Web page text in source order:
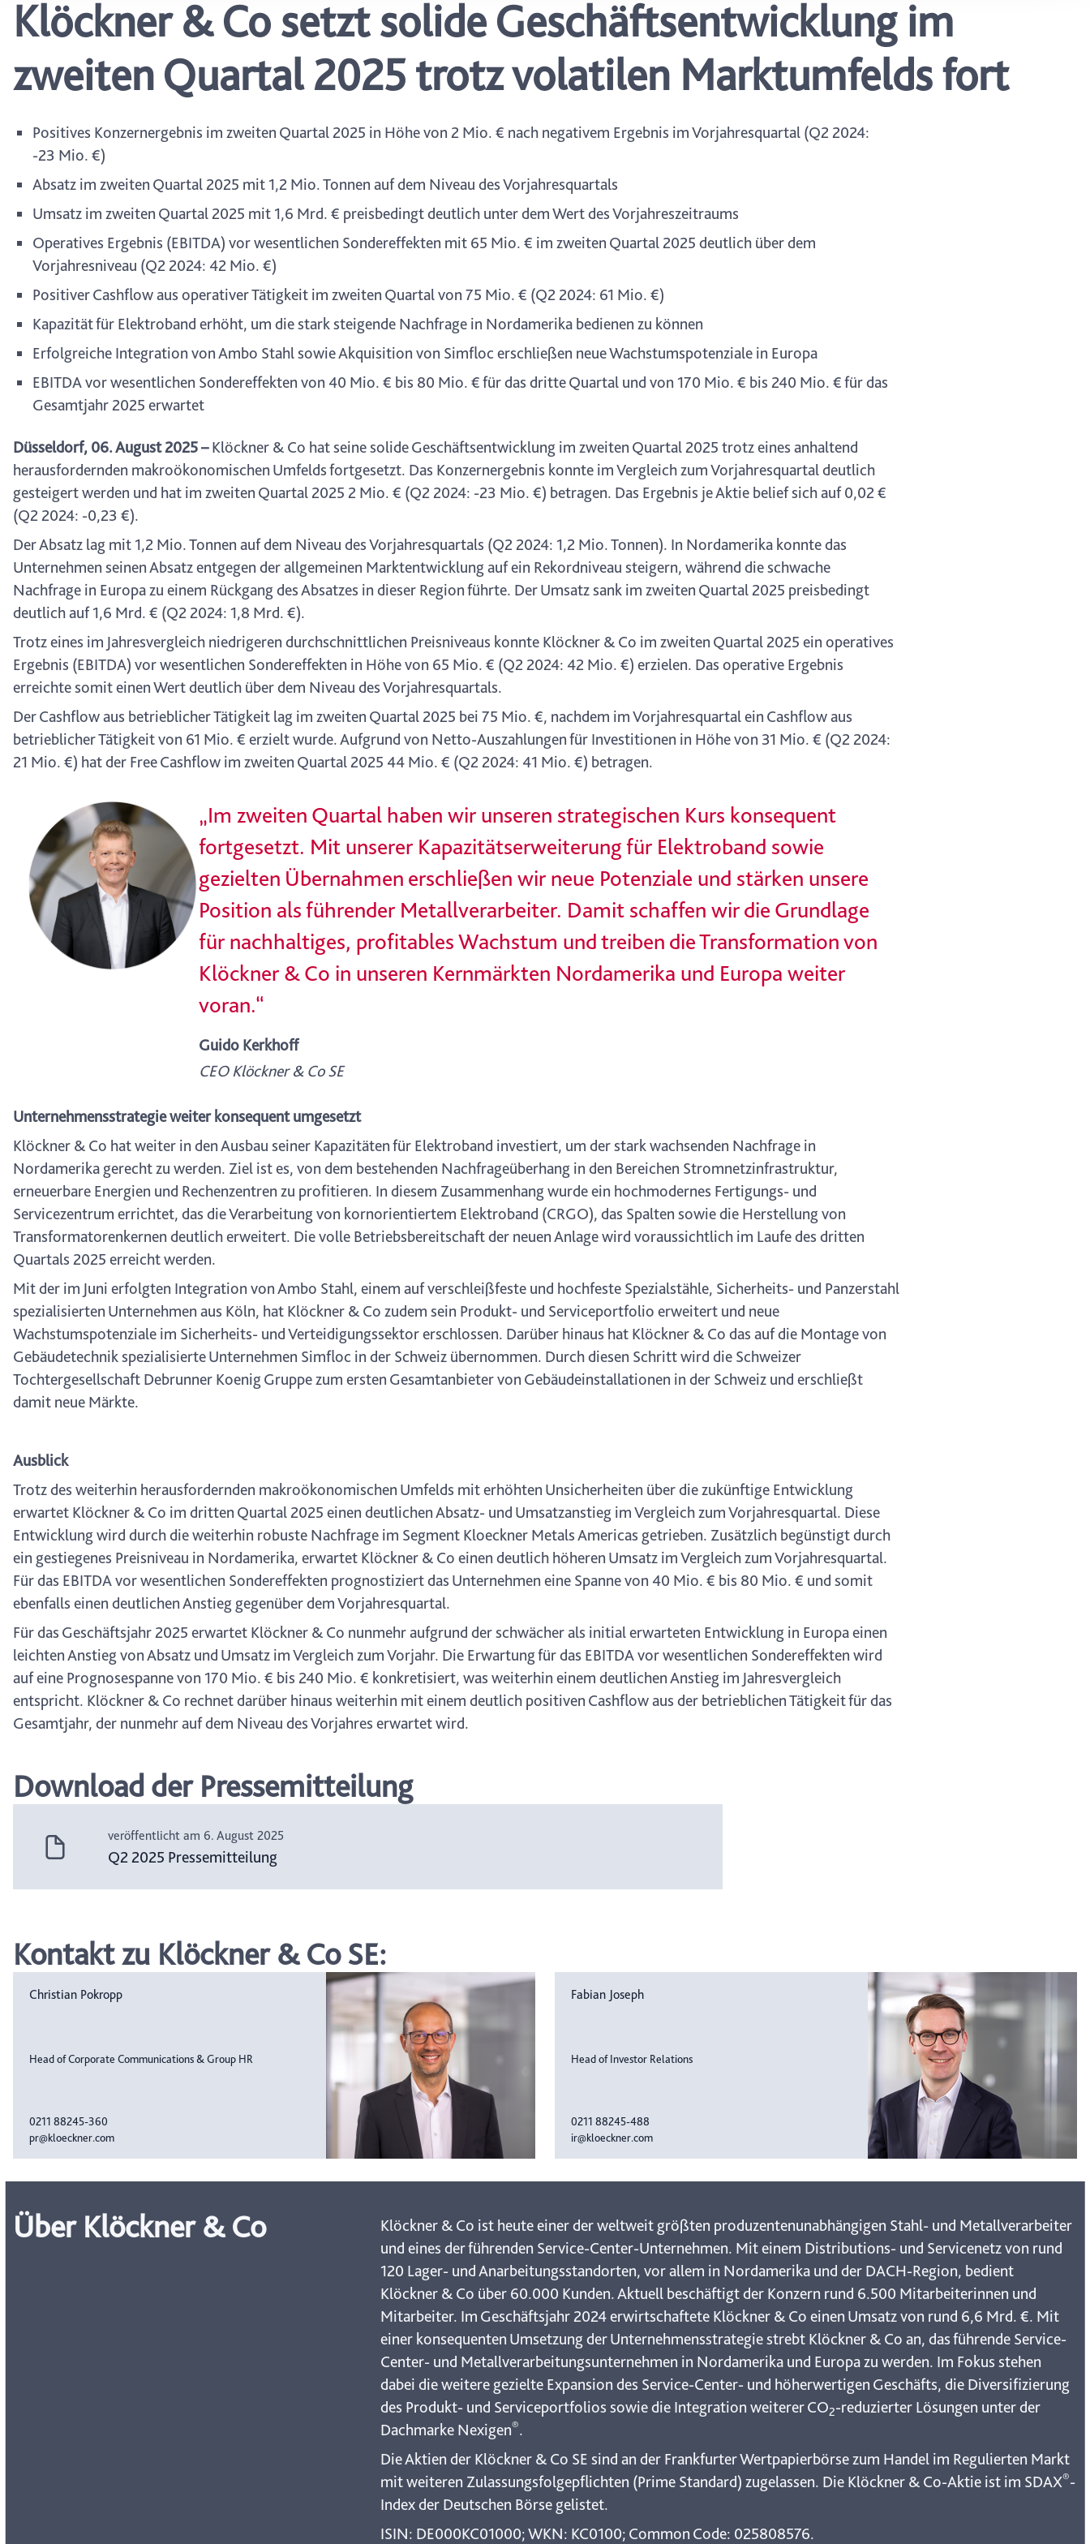
wählen, stehen Ihnen möglicherweise einige Funktionen der Website nicht mehr zur Verfügung. Sie
können Ihre Einwilligung jederzeit mit Wirkung für die Zukunft in unserer Datenschutzerklärung oder
Klöckner & Co setzt solide Geschäftsentwicklung im
zweiten Quartal 2025 trotz volatilen Marktumfelds fort
Positives Konzernergebnis im zweiten Quartal 2025 in Höhe von 2 Mio. € nach negativem Ergebnis im Vorjahresquartal (Q2 2024:
-23 Mio. €)
Absatz im zweiten Quartal 2025 mit 1,2 Mio. Tonnen auf dem Niveau des Vorjahresquartals
Umsatz im zweiten Quartal 2025 mit 1,6 Mrd. € preisbedingt deutlich unter dem Wert des Vorjahreszeitraums
Operatives Ergebnis (EBITDA) vor wesentlichen Sondereffekten mit 65 Mio. € im zweiten Quartal 2025 deutlich über dem
Vorjahresniveau (Q2 2024: 42 Mio. €)
Positiver Cashflow aus operativer Tätigkeit im zweiten Quartal von 75 Mio. € (Q2 2024: 61 Mio. €)
Kapazität für Elektroband erhöht, um die stark steigende Nachfrage in Nordamerika bedienen zu können
Erfolgreiche Integration von Ambo Stahl sowie Akquisition von Simfloc erschließen neue Wachstumspotenziale in Europa
EBITDA vor wesentlichen Sondereffekten von 40 Mio. € bis 80 Mio. € für das dritte Quartal und von 170 Mio. € bis 240 Mio. € für das
Gesamtjahr 2025 erwartet
Düsseldorf, 06. August 2025–Klöckner & Co hat seine solide Geschäftsentwicklung im zweiten Quartal 2025 trotz eines anhaltend
herausfordernden makroökonomischen Umfelds fortgesetzt. Das Konzernergebnis konnte im Vergleich zum Vorjahresquartal deutlich
gesteigert werden und hat im zweiten Quartal 2025 2 Mio. € (Q2 2024: -23 Mio. €) betragen. Das Ergebnis je Aktie belief sich auf 0,02 €
(Q2 2024: -0,23 €).
Der Absatz lag mit 1,2 Mio. Tonnen auf dem Niveau des Vorjahresquartals (Q2 2024: 1,2 Mio. Tonnen). In Nordamerika konnte das
Unternehmen seinen Absatz entgegen der allgemeinen Marktentwicklung auf ein Rekordniveau steigern, während die schwache
Nachfrage in Europa zu einem Rückgang des Absatzes in dieser Region führte. Der Umsatz sank im zweiten Quartal 2025 preisbedingt
deutlich auf 1,6 Mrd. € (Q2 2024: 1,8 Mrd. €).
Trotz eines im Jahresvergleich niedrigeren durchschnittlichen Preisniveaus konnte Klöckner & Co im zweiten Quartal 2025 ein operatives
Ergebnis (EBITDA) vor wesentlichen Sondereffekten in Höhe von 65 Mio. € (Q2 2024: 42 Mio. €) erzielen. Das operative Ergebnis
erreichte somit einen Wert deutlich über dem Niveau des Vorjahresquartals.
Der Cashflow aus betrieblicher Tätigkeit lag im zweiten Quartal 2025 bei 75 Mio. €, nachdem im Vorjahresquartal ein Cashflow aus
betrieblicher Tätigkeit von 61 Mio. € erzielt wurde. Aufgrund von Netto-Auszahlungen für Investitionen in Höhe von 31 Mio. € (Q2 2024:
21 Mio. €) hat der Free Cashflow im zweiten Quartal 2025 44 Mio. € (Q2 2024: 41 Mio. €) betragen.
„Im zweiten Quartal haben wir unseren strategischen Kurs konsequent
fortgesetzt. Mit unserer Kapazitätserweiterung für Elektroband sowie
gezielten Übernahmen erschließen wir neue Potenziale und stärken unsere
Position als führender Metallverarbeiter. Damit schaffen wir die Grundlage
für nachhaltiges, profitables Wachstum und treiben die Transformation von
Klöckner & Co in unseren Kernmärkten Nordamerika und Europa weiter
voran.“
Guido Kerkhoff
CEO Klöckner & Co SE
Unternehmensstrategie weiter konsequent umgesetzt
Klöckner & Co hat weiter in den Ausbau seiner Kapazitäten für Elektroband investiert, um der stark wachsenden Nachfrage in
Nordamerika gerecht zu werden. Ziel ist es, von dem bestehenden Nachfrageüberhang in den Bereichen Stromnetzinfrastruktur,
erneuerbare Energien und Rechenzentren zu profitieren. In diesem Zusammenhang wurde ein hochmodernes Fertigungs- und
Servicezentrum errichtet, das die Verarbeitung von kornorientiertem Elektroband (CRGO), das Spalten sowie die Herstellung von
Transformatorenkernen deutlich erweitert. Die volle Betriebsbereitschaft der neuen Anlage wird voraussichtlich im Laufe des dritten
Quartals 2025 erreicht werden.
Mit der im Juni erfolgten Integration von Ambo Stahl, einem auf verschleißfeste und hochfeste Spezialstähle, Sicherheits- und Panzerstahl
spezialisierten Unternehmen aus Köln, hat Klöckner & Co zudem sein Produkt- und Serviceportfolio erweitert und neue
Wachstumspotenziale im Sicherheits- und Verteidigungssektor erschlossen. Darüber hinaus hat Klöckner & Co das auf die Montage von
Gebäudetechnik spezialisierte Unternehmen Simfloc in der Schweiz übernommen. Durch diesen Schritt wird die Schweizer
Tochtergesellschaft Debrunner Koenig Gruppe zum ersten Gesamtanbieter von Gebäudeinstallationen in der Schweiz und erschließt
damit neue Märkte.
Ausblick
Trotz des weiterhin herausfordernden makroökonomischen Umfelds mit erhöhten Unsicherheiten über die zukünftige Entwicklung
erwartet Klöckner & Co im dritten Quartal 2025 einen deutlichen Absatz- und Umsatzanstieg im Vergleich zum Vorjahresquartal. Diese
Entwicklung wird durch die weiterhin robuste Nachfrage im Segment Kloeckner Metals Americas getrieben. Zusätzlich begünstigt durch
ein gestiegenes Preisniveau in Nordamerika, erwartet Klöckner & Co einen deutlich höheren Umsatz im Vergleich zum Vorjahresquartal.
Für das EBITDA vor wesentlichen Sondereffekten prognostiziert das Unternehmen eine Spanne von 40 Mio. € bis 80 Mio. € und somit
ebenfalls einen deutlichen Anstieg gegenüber dem Vorjahresquartal.
Für das Geschäftsjahr 2025 erwartet Klöckner & Co nunmehr aufgrund der schwächer als initial erwarteten Entwicklung in Europa einen
leichten Anstieg von Absatz und Umsatz im Vergleich zum Vorjahr. Die Erwartung für das EBITDA vor wesentlichen Sondereffekten wird
auf eine Prognosespanne von 170 Mio. € bis 240 Mio. € konkretisiert, was weiterhin einem deutlichen Anstieg im Jahresvergleich
entspricht. Klöckner & Co rechnet darüber hinaus weiterhin mit einem deutlich positiven Cashflow aus der betrieblichen Tätigkeit für das
Gesamtjahr, der nunmehr auf dem Niveau des Vorjahres erwartet wird.
Download der Pressemitteilung
veröffentlicht am 6. August 2025
Q2 2025 Pressemitteilung
Kontakt zu Klöckner & Co SE:
Christian Pokropp
Head of Corporate Communications & Group HR
0211 88245-360
pr@kloeckner.com
Fabian Joseph
Head of Investor Relations
0211 88245-488
ir@kloeckner.com
Über Klöckner & Co
Klöckner & Co ist heute einer der weltweit größten produzentenunabhängigen Stahl- und Metallverarbeiter
und eines der führenden Service-Center-Unternehmen. Mit einem Distributions- und Servicenetz von rund
120 Lager- und Anarbeitungsstandorten, vor allem in Nordamerika und der DACH-Region, bedient
Klöckner & Co über 60.000 Kunden. Aktuell beschäftigt der Konzern rund 6.500 Mitarbeiterinnen und
Mitarbeiter. Im Geschäftsjahr 2024 erwirtschaftete Klöckner & Co einen Umsatz von rund 6,6 Mrd. €. Mit
einer konsequenten Umsetzung der Unternehmensstrategie strebt Klöckner & Co an, das führende Service-
Center- und Metallverarbeitungsunternehmen in Nordamerika und Europa zu werden. Im Fokus stehen
dabei die weitere gezielte Expansion des Service-Center- und höherwertigen Geschäfts, die Diversifizierung
des Produkt- und Serviceportfolios sowie die Integration weiterer CO2-reduzierter Lösungen unter der
Dachmarke Nexigen®.
Die Aktien der Klöckner & Co SE sind an der Frankfurter Wertpapierbörse zum Handel im Regulierten Markt
mit weiteren Zulassungsfolgepflichten (Prime Standard) zugelassen. Die Klöckner & Co-Aktie ist im SDAX®-
Index der Deutschen Börse gelistet.
ISIN: DE000KC01000; WKN: KC0100; Common Code: 025808576.